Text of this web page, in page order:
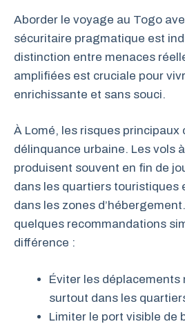
Aborder le voyage au Togo
sécuritaire pragmatique est
distinction entre menaces
amplifiées est cruciale pour
enrichissante et sans souci.
À Lomé, les risques
délinquance urbaine. Les vols
produisent souvent en fin de
dans les quartiers touristiques
dans les zones
quelques recommandations
différence :
Éviter les déplacements
surtout dans les
Limiter le port visible de